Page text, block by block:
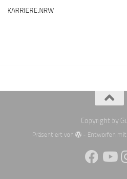
KARRIERE.NRW
Copyright by
Präsentiert von - Entworfen